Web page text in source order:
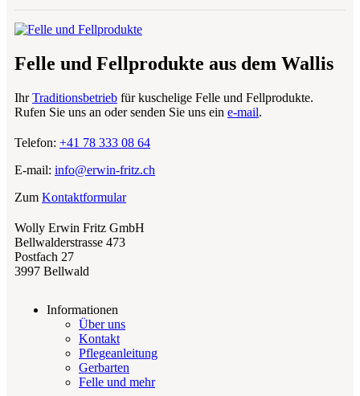
Felle und Fellprodukte aus dem Wallis
IhrTraditionsbetrieb für kuschelige Felle und Fellprodukte.
Rufen Sie uns an oder senden Sie uns ein e-mail.
Telefon: +41 78 333 08 64
E-mail: info@erwin-fritz.ch
Zum Kontaktformular
Wolly Erwin Fritz GmbH
Bellwalderstrasse 473
Postfach 27
3997 Bellwald
Informationen
Über uns
Kontakt
Pflegeanleitung
Gerbarten
Felle und mehr